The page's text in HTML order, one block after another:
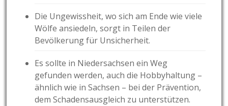
Die Ungewissheit, wo sich am Ende wie viele
Wölfe ansiedeln, sorgt in Teilen der
Bevölkerung für Unsicherheit.
Es sollte in Niedersachsen ein Weg
gefunden werden, auch die Hobbyhaltung –
ähnlich wie in Sachsen – bei der Prävention,
dem Schadensausgleich zu unterstützen.